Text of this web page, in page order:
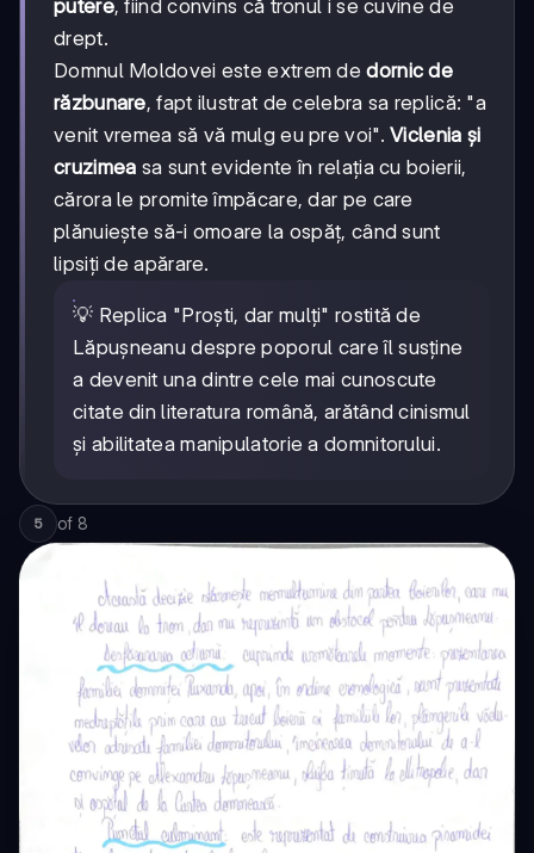
putere, fiind convins că tronul i se cuvine de
drept.
Domnul Moldovei este extrem dedornic de
răzbunare, fapt ilustrat de celebra sa replică: "a
venit vremea să vă mulg eu pre voi".Viclenia și
cruzimea sa sunt evidente în relația cu boierii,
cărora le promite împăcare, dar pe care
plănuiește să-i omoare la ospăț, când sunt
lipsiți de apărare.
💡 Replica "Proști, dar mulți" rostită de
Lăpușneanu despre poporul care îl susține
a devenit una dintre cele mai cunoscute
citate din literatura română, arătând cinismul
și abilitatea manipulatorie a domnitorului.
5 of 8